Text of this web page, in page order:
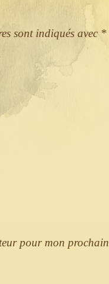
sont indiqués avec *
pour mon prochain